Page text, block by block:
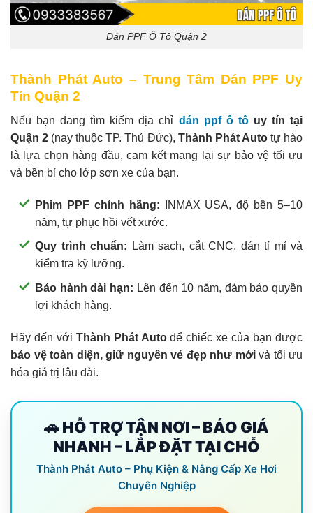
Dán PPF Ô Tô Quận 2
Thành Phát Auto – Trung Tâm Dán PPF Uy
Tín Quận 2
Nếu bạn đang tìm kiếm địa chỉ dán ppf ô tôuy tín tại
Quận 2 (nay thuộc TP. Thủ Đức), Thành Phát Autotự hào
là lựa chọn hàng đầu, cam kết mang lại sự bảo vệ tối ưu
và bền bỉ cho lớp sơn xe của bạn.
Phim PPF chính hãng: INMAX USA, độ bền 5–10
năm, tự phục hồi vết xước.
Quy trình chuẩn: Làm sạch, cắt CNC, dán tỉ mỉ và
kiểm tra kỹ lưỡng.
Bảo hành dài hạn: Lên đến 10 năm, đảm bảo quyền
lợi khách hàng.
Hãy đến với Thành Phát Autođể chiếc xe của bạn được
bảo vệ toàn diện, giữ nguyên vẻ đẹp như mớivà tối ưu
hóa giá trị lâu dài.
🚗 HỖ TRỢ TẬN NƠI – BÁO GIÁ
NHANH – LẮP ĐẶT TẠI CHỖ
Thành Phát Auto – Phụ Kiện & Nâng Cấp Xe Hơi
Chuyên Nghiệp